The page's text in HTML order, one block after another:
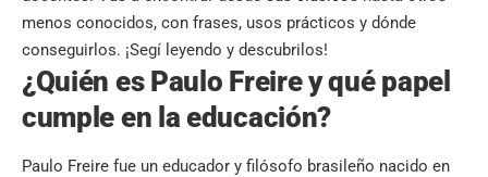
menos conocidos, con frases, usos prácticos y dónde
conseguirlos. ¡Segí leyendo y descubrilos!
¿Quién es Paulo Freire y qué papel
cumple en la educación?
Paulo Freire fue un educador y filósofo brasileño nacido en